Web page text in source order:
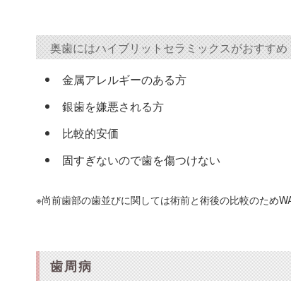
奥歯にはハイブリットセラミックスがおすすめ
金属アレルギーのある方
銀歯を嫌悪される方
比較的安価
固すぎないので歯を傷つけない
※尚前歯部の歯並びに関しては術前と術後の比較のため
歯周病